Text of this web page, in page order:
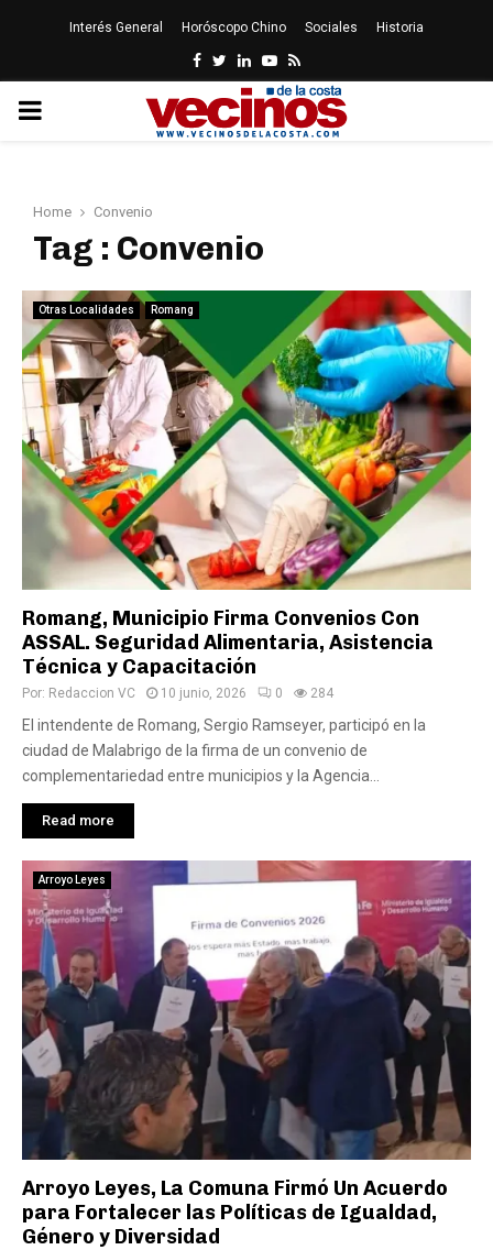
Interés General Horóscopo Chino Sociales Historia
Facebook
Twitter
LinkedinYoutube
Rss
PRIMARY
Home Convenio
Tag : Convenio
Otras Localidades Romang
Romang, Municipio Firma Convenios Con
ASSAL. Seguridad Alimentaria, Asistencia
Técnica y Capacitación
Por: Redaccion VC 10 junio, 2026 0 284
El intendente de Romang, Sergio Ramseyer, participó en la
ciudad de Malabrigo de la firma de un convenio de
complementariedad entre municipios y la Agencia...
Read more
Arroyo Leyes
Arroyo Leyes, La Comuna Firmó Un Acuerdo
para Fortalecer las Políticas de Igualdad,
Género y Diversidad